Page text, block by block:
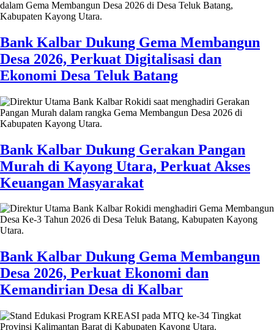
Bank Kalbar Dukung Gema Membangun
Desa 2026, Perkuat Digitalisasi dan
Ekonomi Desa Teluk Batang
Bank Kalbar Dukung Gerakan Pangan
Murah di Kayong Utara, Perkuat Akses
Keuangan Masyarakat
Bank Kalbar Dukung Gema Membangun
Desa 2026, Perkuat Ekonomi dan
Kemandirian Desa di Kalbar